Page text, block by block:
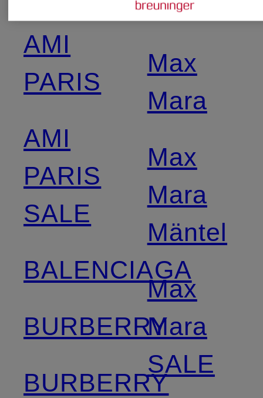
AMI
PARIS
AMI
PARIS
SALE
BALENCIAGA
BURBERRY
BURBERRY
LOEWE
Max
Mara
Max
Mara
Mäntel
Max
Mara
SALE